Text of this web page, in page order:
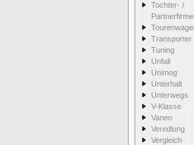
Tochter- /
Transporter
Tuning
Unfall
Unimog
Unterhalt
Unterwegs
V-Klasse
Vaneo
Veredlung
Vergleich